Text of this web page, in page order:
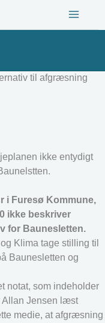
til afgræsning
ikke entydigt
i Furesø Kommune,
ikke beskriver
for Baunesletten.
Klima tage stilling til
Baunesletten og
notat, som indeholder
Allan Jensen læst
medie, at afgræsning